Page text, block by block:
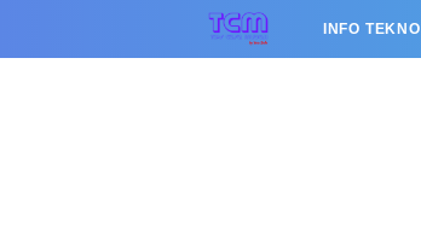
INFO TEKNO